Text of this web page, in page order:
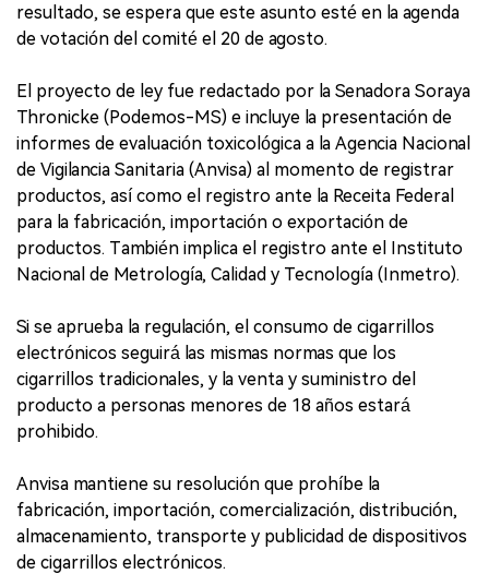
resultado, se espera que este asunto esté en la agenda
de votación del comité el 20 de agosto.
El proyecto de ley fue redactado por la Senadora Soraya
Thronicke (Podemos-MS) e incluye la presentación de
informes de evaluación toxicológica a la Agencia Nacional
de Vigilancia Sanitaria (Anvisa) al momento de registrar
productos, así como el registro ante la Receita Federal
para la fabricación, importación o exportación de
productos. También implica el registro ante el Instituto
Nacional de Metrología, Calidad y Tecnología (Inmetro).
Si se aprueba la regulación, el consumo de cigarrillos
electrónicos seguirá las mismas normas que los
cigarrillos tradicionales, y la venta y suministro del
producto a personas menores de 18 años estará
prohibido.
Anvisa mantiene su resolución que prohíbe la
fabricación, importación, comercialización, distribución,
almacenamiento, transporte y publicidad de dispositivos
de cigarrillos electrónicos.